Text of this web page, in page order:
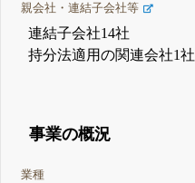
親会社・連結子会社等
連結子会社14社
持分法適用の関連会社1社
事業の概況
業種